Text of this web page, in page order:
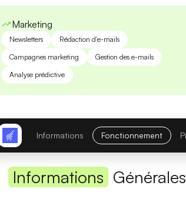
Contexte étendu
Réponses longues— moins
— latence
Comparatif avec
Opus 4.6→ Opus 4.8
Marketing
Newsletters
Rédaction d’e-mails
Campagnes marketing
Gestion des e-mails
Analyse prédictive
Informations Fonctionnement
Informations Générales